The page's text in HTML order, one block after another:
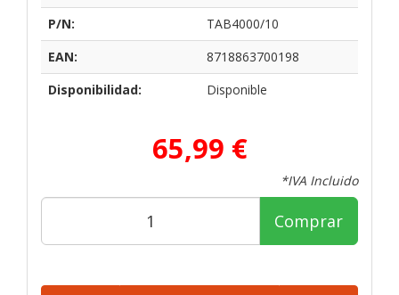
P/N:
TAB4000/10
EAN:
8718863700198
Disponibilidad:
Disponible
65,99 €
*IVA Incluido
Comprar